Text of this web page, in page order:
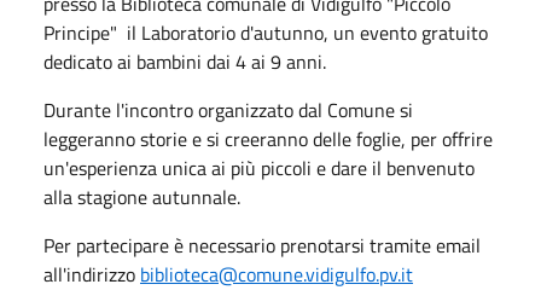
Principe" il Laboratorio d'autunno, un evento gratuito
dedicato ai bambini dai 4 ai 9 anni.
Durante l'incontro organizzato dal Comune si
leggeranno storie e si creeranno delle foglie, per offrire
un'esperienza unica ai più piccoli e dare il benvenuto
alla stagione autunnale.
Per partecipare è necessario prenotarsi tramite email
all'indirizzo biblioteca@comune.vidigulfo.pv.it